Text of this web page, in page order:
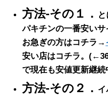
方法-その１．
パキチンの一番安いサ
お急ぎの方はコチラ→
安い店はコチラ。
で現在も安値更新継続
方法-その２．